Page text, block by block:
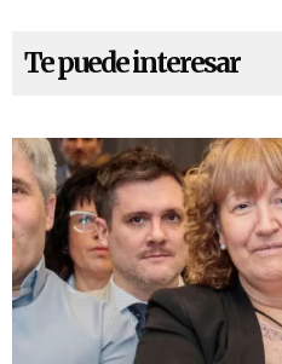
Te puede interesar